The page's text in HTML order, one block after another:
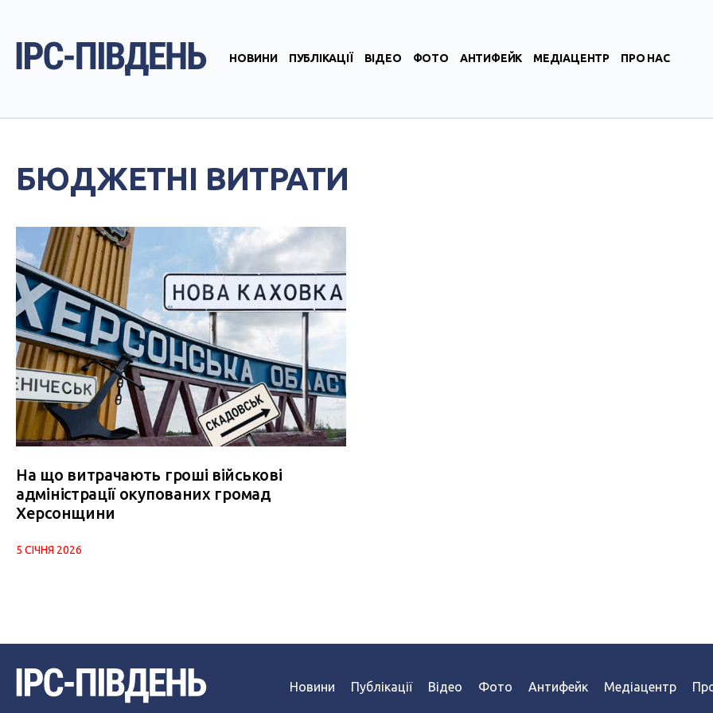
НОВИНИ ПУБЛІКАЦІЇ ВІДЕО ФОТО АНТИФЕЙК МЕДІАЦЕНТР ПРО НАС
БЮДЖЕТНІ ВИТРАТИ
На що витрачають гроші військові
адміністрації окупованих громад
Херсонщини
5 СІЧНЯ 2026
Новини Публікації Відео Фото Антифейк Медіацентр